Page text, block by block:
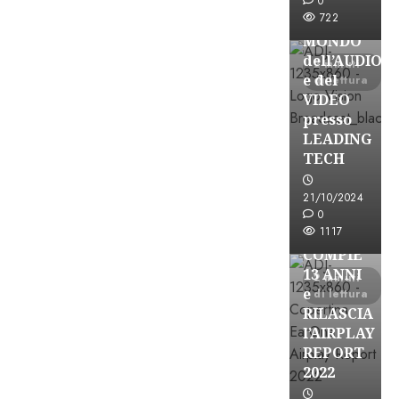
722
2 minuti
di lettura
il
MONDO
dell’AUDIO
e del
VIDEO
presso
LEADING
TECH
21/10/2024
0
1117
2 minuti
di lettura
Partnership
EARONE
COMPIE
13 ANNI
e
RILASCIA
l’AIRPLAY
REPORT
2022